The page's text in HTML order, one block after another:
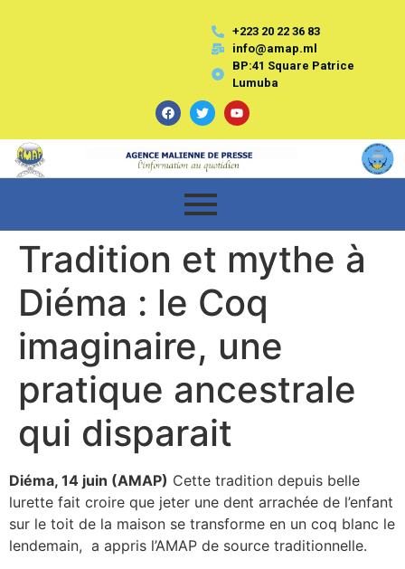
+223 20 22 36 83
info@amap.ml
BP:41 Square Patrice
Lumuba
Tradition et mythe à
Diéma : le Coq
imaginaire, une
pratique ancestrale
qui disparait
Diéma, 14 juin (AMAP) Cette tradition depuis belle
lurette fait croire que jeter une dent arrachée de l’enfant
sur le toit de la maison se transforme en un coq blanc le
lendemain, a appris l’AMAP de source traditionnelle.